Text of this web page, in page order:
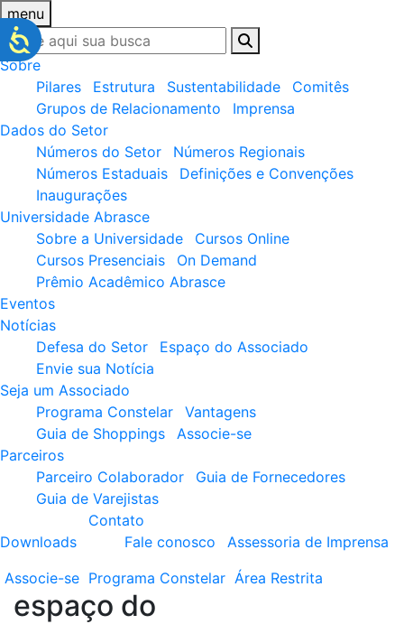
menu
Sobre
Pilares
Estrutura Sustentabilidade
Comitês
Grupos de Relacionamento
Imprensa
Dados do Setor
Números do Setor
Números Regionais
Números Estaduais
Definições e Convenções
Inaugurações
Universidade Abrasce
Sobre a Universidade
Cursos Online
Cursos Presenciais
On Demand
Prêmio Acadêmico Abrasce
Eventos
Notícias
Defesa do Setor
Espaço do Associado
Envie sua Notícia
Seja um Associado
Programa Constelar
Vantagens
Guia de Shoppings
Associe-se
Parceiros
Parceiro Colaborador
Guia de Fornecedores
Guia de Varejistas
Downloads
Contato
Fale conosco
Assessoria de Imprensa
Associe-se Programa Constelar Área Restrita
espaço do